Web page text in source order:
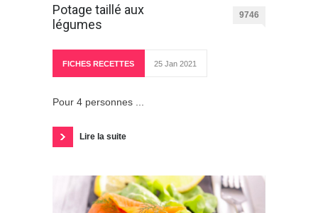
Potage taillé aux
légumes
9746
FICHES RECETTES 25 Jan 2021
Pour 4 personnes ...
Lire la suite